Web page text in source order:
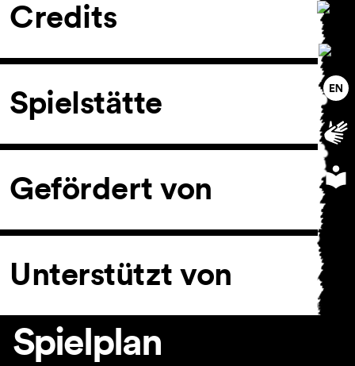
Credits
Spielstätte
Gefördert von
Unterstützt von
Spielplan